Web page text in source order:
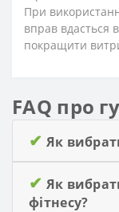
При
вправ вдасться
покращити
FAQ про
✔ Як
✔ Як
фітнесу?